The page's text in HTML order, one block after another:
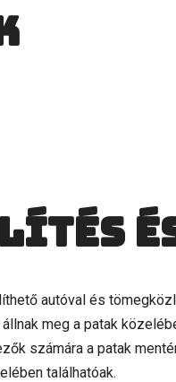
autóval és
meg a patak
számára a patak
találhatóak.